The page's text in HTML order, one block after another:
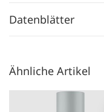
Datenblätter
Ähnliche Artikel